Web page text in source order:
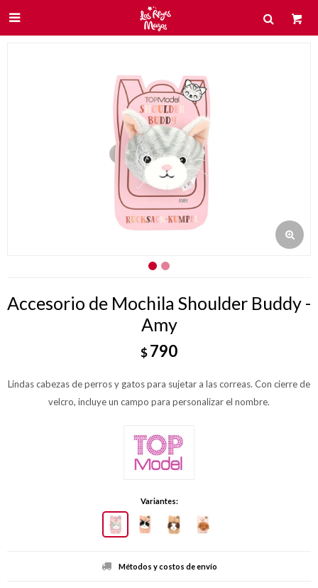

Accesorio de Mochila Shoulder Buddy -
Amy
$790
Lindas cabezas de perros y gatos para sujetar a las correas. Con cierre de
velcro, incluye un campo para personalizar el nombre.
Variantes:
Métodos y costos de envío